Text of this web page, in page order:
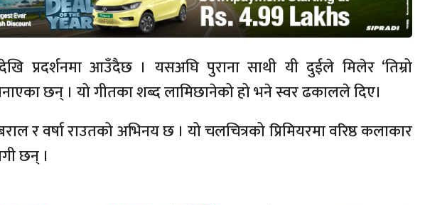
प्रदर्शनमा आउँदैछ । यसअघि पुराना साथी यी दुईले मिलेर ‘तिम्रो
छन् । यो गीतका शब्द लामिछानेको हो भने स्वर ढकालले दिए।
र वर्षा राउतको अभिनय छ । यो चलचित्रको प्रिमियरमा वरिष्ठ कलाकार
छन् ।